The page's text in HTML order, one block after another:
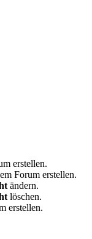
erstellen.
Forum erstellen.
ändern.
löschen.
erstellen.